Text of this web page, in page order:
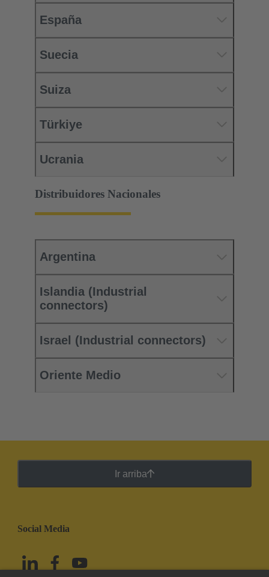
España
Suecia
Suiza
Türkiye
Ucrania
Distribuidores Nacionales
Argentina
Islandia (Industrial
connectors)
Israel (Industrial connectors)
Oriente Medio
Ir arriba
Social Media